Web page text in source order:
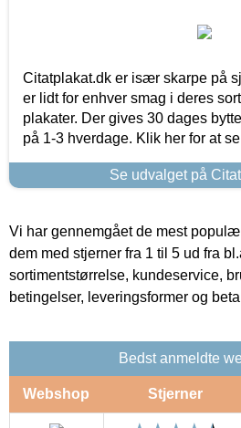
Citatplakat.dk er især skarpe på
er lidt for enhver smag i deres
plakater. Der gives 30 dages
på 1-3 hverdage. Klik her for at
Se udvalget på
Vi har gennemgået de mest
dem med stjerner fra 1 til 5 ud fra
sortimentstørrelse, kundeservice,
betingelser, leveringsformer og
Bedst anmeldte
Webshop Stjerner